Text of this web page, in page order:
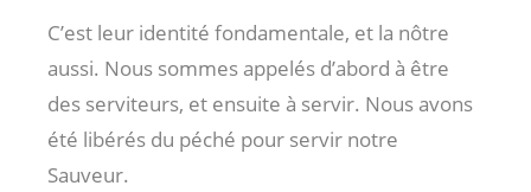
C’est leur identité fondamentale, et la nôtre
aussi. Nous sommes appelés d’abord à être
des serviteurs, et ensuite à servir. Nous avons
été libérés du péché pour servir notre
Sauveur.